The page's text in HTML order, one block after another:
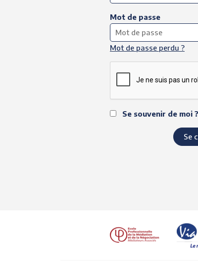
Mot de passe
Mot de passe perdu ?
Se souvenir de moi ?